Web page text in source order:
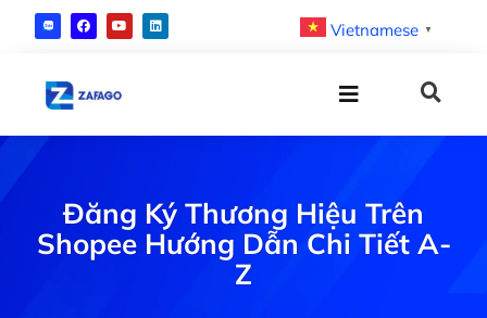
Vietnamese ▼
Đăng Ký Thương Hiệu Trên
Shopee Hướng Dẫn Chi Tiết A-
Z